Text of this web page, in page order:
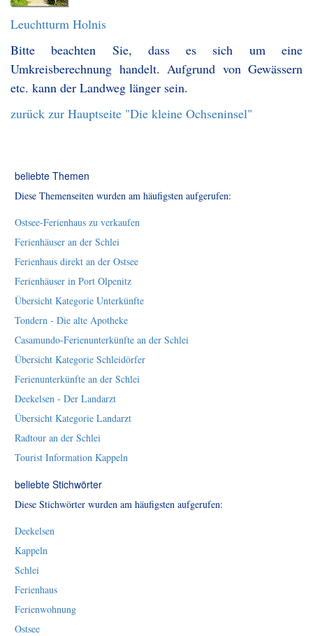
Leuchtturm Holnis
Bitte beachten Sie, dass es sich um eine
Umkreisberechnung handelt. Aufgrund von Gewässern
etc. kann der Landweg länger sein.
zurück zur Hauptseite "Die kleine Ochseninsel"
beliebte Themen
Diese Themenseiten wurden am häufigsten aufgerufen:
Ostsee-Ferienhaus zu verkaufen
Ferienhäuser an der Schlei
Ferienhaus direkt an der Ostsee
Ferienhäuser in Port Olpenitz
Übersicht Kategorie Unterkünfte
Tondern - Die alte Apotheke
Casamundo-Ferienunterkünfte an der Schlei
Übersicht Kategorie Schleidörfer
Ferienunterkünfte an der Schlei
Deekelsen - Der Landarzt
Übersicht Kategorie Landarzt
Radtour an der Schlei
Tourist Information Kappeln
beliebte Stichwörter
Diese Stichwörter wurden am häufigsten aufgerufen:
Deekelsen
Kappeln
Schlei
Ferienhaus
Ferienwohnung
Ostsee